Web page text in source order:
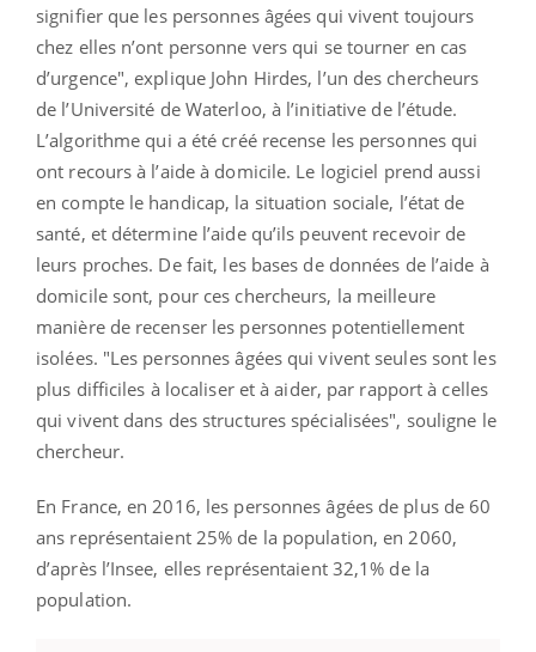
signifier que les personnes âgées qui vivent toujours
chez elles n’ont personne vers qui se tourner en cas
d’urgence", explique John Hirdes, l’un des chercheurs
de l’Université de Waterloo, à l’initiative de l’étude.
L’algorithme qui a été créé recense les personnes qui
ont recours à l’aide à domicile. Le logiciel prend aussi
en compte le handicap, la situation sociale, l’état de
santé, et détermine l’aide qu’ils peuvent recevoir de
leurs proches. De fait, les bases de données de l’aide à
domicile sont, pour ces chercheurs, la meilleure
manière de recenser les personnes potentiellement
isolées. "Les personnes âgées qui vivent seules sont les
plus difficiles à localiser et à aider, par rapport à celles
qui vivent dans des structures spécialisées", souligne le
chercheur.
En France, en 2016, les personnes âgées de plus de 60
ans représentaient 25% de la population, en 2060,
d’après l’Insee, elles représentaient 32,1% de la
population.